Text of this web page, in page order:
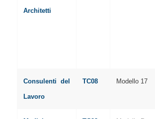
Architetti
Consulenti del
Lavoro
TC08 Modello 17